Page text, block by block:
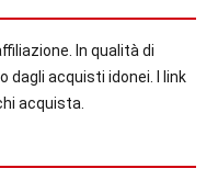
In qualità di
dagli acquisti idonei. I link
acquista.